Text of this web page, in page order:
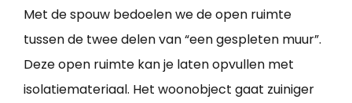
Met de spouw bedoelen we de open ruimte
tussen de twee delen van “een gespleten muur”.
Deze open ruimte kan je laten opvullen met
isolatiemateriaal. Het woonobject gaat zuiniger